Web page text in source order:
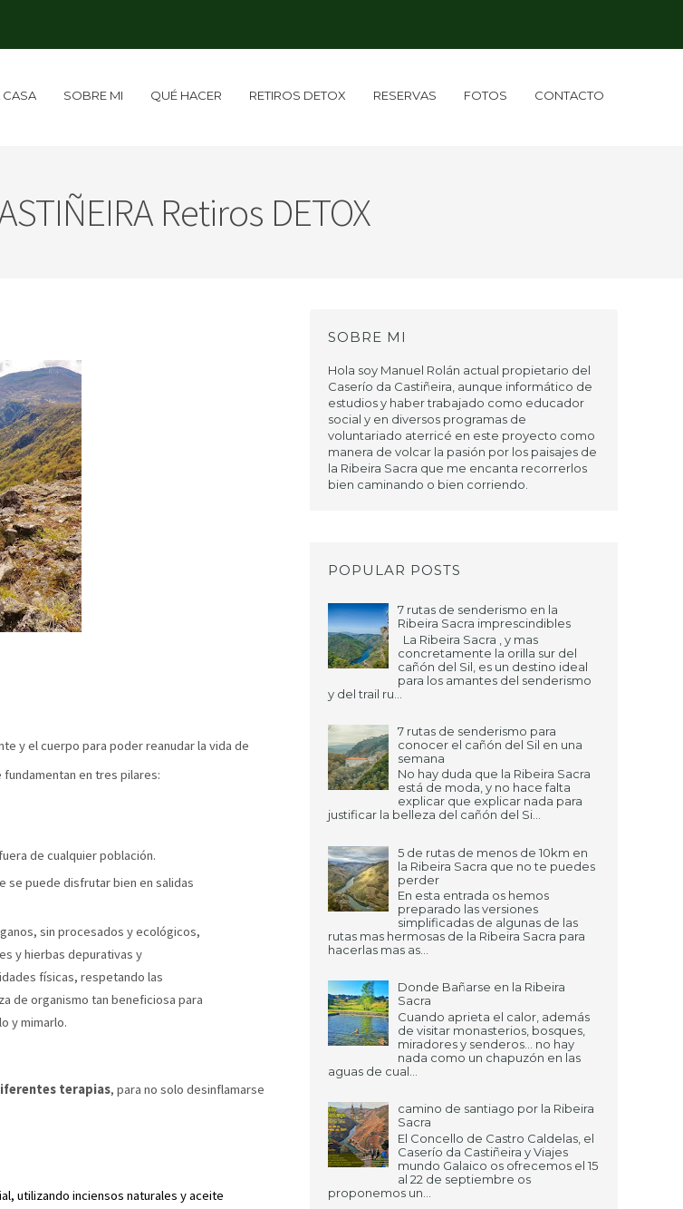
CASA SOBRE MI QUÉ HACER RETIROS DETOX RESERVAS FOTOS CONTACTO
Retiros DETOX
y el cuerpo para poder reanudar la vida de
fundamentan en tres pilares:
de cualquier población.
se puede disfrutar bien en salidas
sin procesados y ecológicos,
y hierbas depurativas y
físicas, respetando las
de organismo tan beneficiosa para
y mimarlo.
terapias, para no solo desinflamarse
utilizando inciensos naturales y aceite
SOBRE MI
Hola soy Manuel Rolán actual propietario del
Caserío da Castiñeira, aunque informático de
estudios y haber trabajado como educador
social y en diversos programas de
voluntariado aterricé en este proyecto como
manera de volcar la pasión por los paisajes de
la Ribeira Sacra que me encanta recorrerlos
bien caminando o bien corriendo.
POPULAR POSTS
7 rutas de senderismo en la
Ribeira Sacra imprescindibles
La Ribeira Sacra , y mas
concretamente la orilla sur del
cañón del Sil, es un destino ideal
para los amantes del senderismo
y del trail ru...
7 rutas de senderismo para
conocer el cañón del Sil en una
semana
No hay duda que la Ribeira Sacra
está de moda, y no hace falta
explicar que explicar nada para
justificar la belleza del cañón del Si...
5 de rutas de menos de 10km en
la Ribeira Sacra que no te puedes
perder
En esta entrada os hemos
preparado las versiones
simplificadas de algunas de las
rutas mas hermosas de la Ribeira Sacra para
hacerlas mas as...
Donde Bañarse en la Ribeira
Sacra
Cuando aprieta el calor, además
de visitar monasterios, bosques,
miradores y senderos... no hay
nada como un chapuzón en las
aguas de cual...
camino de santiago por la Ribeira
Sacra
El Concello de Castro Caldelas, el
Caserío da Castiñeira y Viajes
mundo Galaico os ofrecemos el 15
al 22 de septiembre os
proponemos un...